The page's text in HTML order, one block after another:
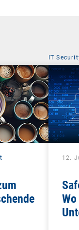
IT
12.